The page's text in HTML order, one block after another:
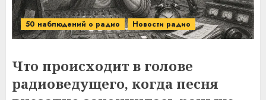
50 наблюдений о радио Новости радио
Что происходит в голове
радиоведущего, когда песня